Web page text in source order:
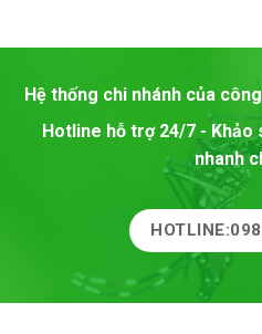
Hệ thống chi nhánh của
Hotline hỗ trợ 24/7 - Khảo
nhanh